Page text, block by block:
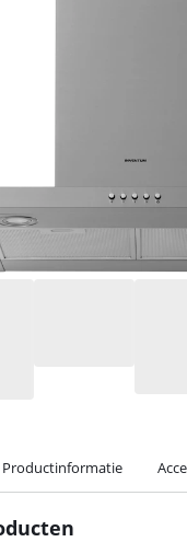
Productinformatie